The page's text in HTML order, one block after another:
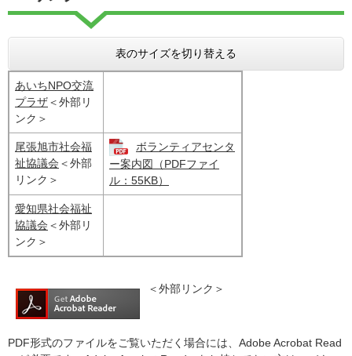
表のサイズを切り替える
あいちNPO交流
プラザ＜外部リ
ンク＞
尾張旭市社会福
祉協議会 ＜外部
リンク＞
ボランティアセンタ
ー案内図（PDFファイ
ル：55KB）
愛知県社会福祉
協議会 ＜外部リ
ンク＞
＜外部リンク＞
PDF形式のファイルをご覧いただく場合には、Adobe Acrobat Read